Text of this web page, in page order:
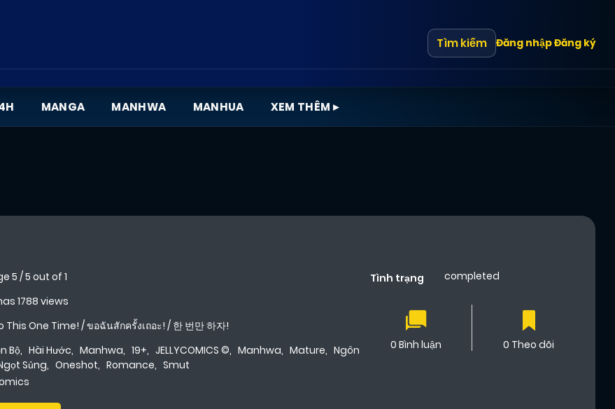
Tìm kiếm Đăng nhậpĐăng ký
MANGA MANHWA MANHUA XEM THÊM ▸
5 /5 out of 1
1788 views
This One Time! / ขอฉันสักครั้งเถอะ! / 한 번만 하자!
Bộ, Hài Hước, Manhwa, 19+, JELLYCOMICS ©, Manhwa, Mature, Ngôn
Sủng, Oneshot, Romance, Smut
Tình trạng completed
0 Bình luận 0 Theo dõi